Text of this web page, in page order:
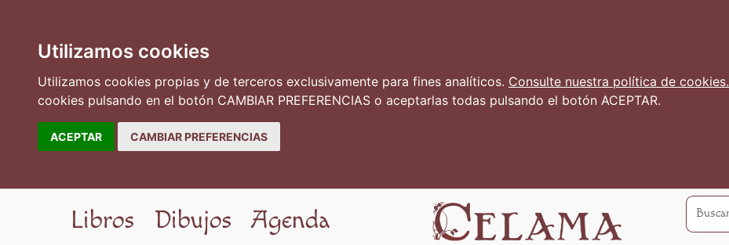
Utilizamos cookies
Utilizamos cookies propias y de terceros exclusivamente para fines analíticos. Consulte nuestra política de cookies.
cookies pulsando en el botón CAMBIAR PREFERENCIAS o aceptarlas todas pulsando el botón ACEPTAR.
ACEPTAR CAMBIAR PREFERENCIAS
Libros Dibujos Agenda